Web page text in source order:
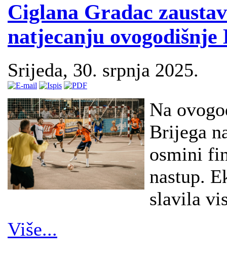
Ciglana Gradac
natjecanju
Srijeda, 30. srpnja 2025.
Na
Brijega
osmini
nastup.
slavila
Više...